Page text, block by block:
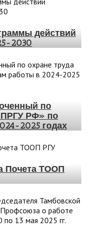
действий
2030
по
ПРГУ РФ» по
2025 годах
Почета ТООП